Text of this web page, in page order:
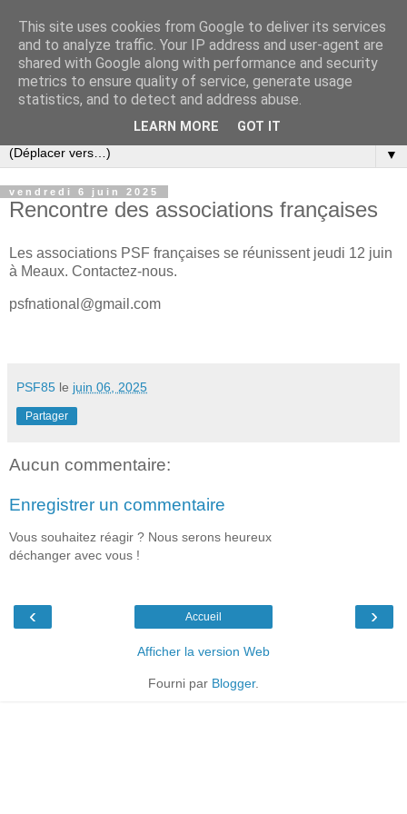
PSF France
Site officiel de Pharmaciens Sans Frontières France,
association à but humanitaire
▼
vendredi 6 juin 2025
Rencontre des associations françaises
Les associations PSF françaises se réunissent jeudi 12 juin
à Meaux. Contactez-nous.
psfnational@gmail.com
PSF85 le juin 06, 2025
Partager
Aucun commentaire:
Enregistrer un commentaire
Vous souhaitez réagir ? Nous serons heureux
déchanger avec vous !
‹ ›
Accueil
Afficher la version Web
Fourni par Blogger.
This site uses cookies from Google to deliver its services
and to analyze traffic. Your IP address and user-agent are
shared with Google along with performance and security
metrics to ensure quality of service, generate usage
statistics, and to detect and address abuse.
LEARN MORE GOT IT